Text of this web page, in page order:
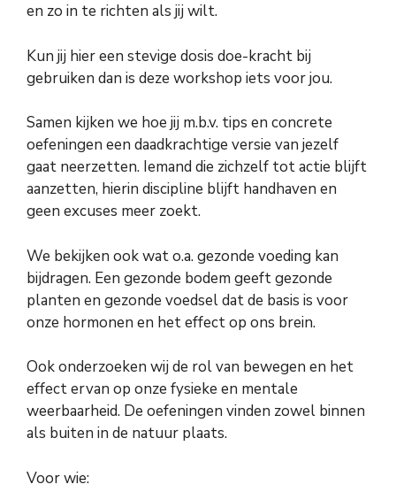
en zo in te richten als jij wilt.
Kun jij hier een stevige dosis doe-kracht bij
gebruiken dan is deze workshop iets voor jou.
Samen kijken we hoe jij m.b.v. tips en concrete
oefeningen een daadkrachtige versie van jezelf
gaat neerzetten. Iemand die zichzelf tot actie blijft
aanzetten, hierin discipline blijft handhaven en
geen excuses meer zoekt.
We bekijken ook wat o.a. gezonde voeding kan
bijdragen. Een gezonde bodem geeft gezonde
planten en gezonde voedsel dat de basis is voor
onze hormonen en het effect op ons brein.
Ook onderzoeken wij de rol van bewegen en het
effect ervan op onze fysieke en mentale
weerbaarheid. De oefeningen vinden zowel binnen
als buiten in de natuur plaats.
Voor wie: